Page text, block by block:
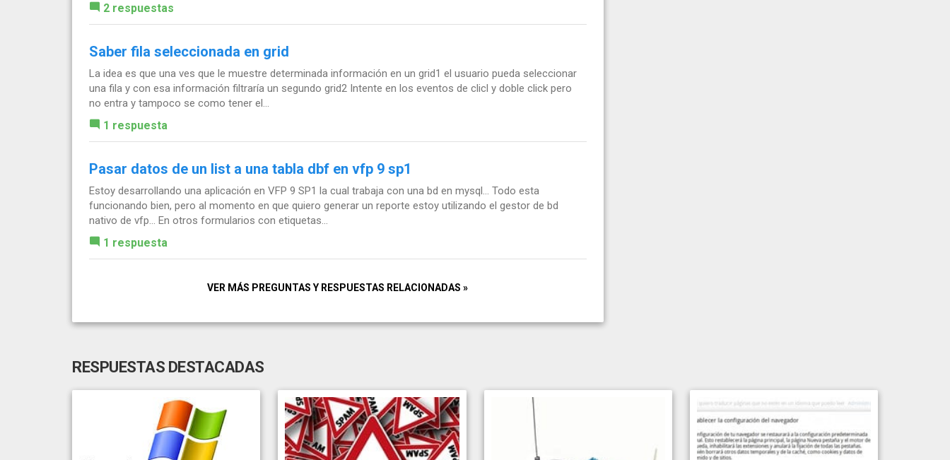
2 respuestas
Saber fila seleccionada en grid
La idea es que una ves que le muestre determinada información en un grid1 el usuario pueda seleccionar
una fila y con esa información filtraría un segundo grid2 Intente en los eventos de clicl y doble click pero
no entra y tampoco se como tener el...
1 respuesta
Pasar datos de un list a una tabla dbf en vfp 9 sp1
Estoy desarrollando una aplicación en VFP 9 SP1 la cual trabaja con una bd en mysql... Todo esta
funcionando bien, pero al momento en que quiero generar un reporte estoy utilizando el gestor de bd
nativo de vfp... En otros formularios con etiquetas...
1 respuesta
VER MÁS PREGUNTAS Y RESPUESTAS RELACIONADAS »
RESPUESTAS DESTACADAS